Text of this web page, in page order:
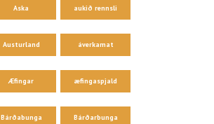
Aska aukið rennsli
Austurland áverkamat
Æfingar æfingaspjald
Bárðabunga Bárðarbunga